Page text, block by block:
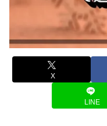
X
LINE